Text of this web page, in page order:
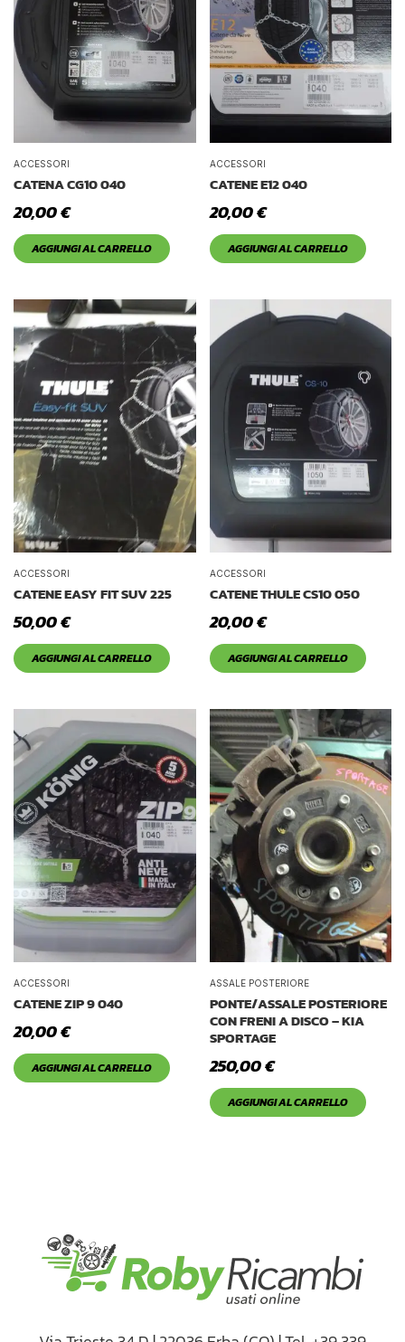
ACCESSORI
CATENA CG10 040
20,00€
AGGIUNGI AL CARRELLO
ACCESSORI
CATENE E12 040
20,00€
AGGIUNGI AL CARRELLO
ACCESSORI
CATENE EASY FIT SUV 225
50,00€
AGGIUNGI AL CARRELLO
ACCESSORI
CATENE THULE CS10 050
20,00€
AGGIUNGI AL CARRELLO
ACCESSORI
CATENE ZIP 9 040
20,00€
AGGIUNGI AL CARRELLO
ASSALE POSTERIORE
PONTE/ASSALE POSTERIORE
CON FRENI A DISCO – KIA
SPORTAGE
250,00€
AGGIUNGI AL CARRELLO